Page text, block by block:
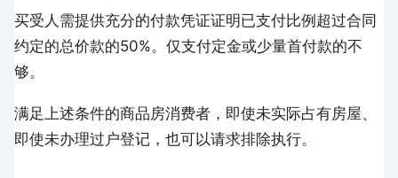
买受人需提供充分的付款凭证证明已支付比例超过合同
约定的总价款的50%。仅支付定金或少量首付款的不
够。
满足上述条件的商品房消费者，即使未实际占有房屋、
即使未办理过户登记，也可以请求排除执行。